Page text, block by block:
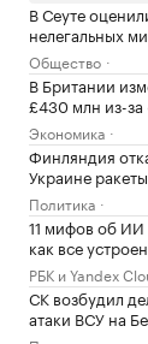
В Сеуте
нелегальных
Общество
В Британии
£430 млн из-
Экономика
Финляндия
Украине
Политика
11 мифов об
как все
РБК и Yandex
СК возбудил
атаки ВСУ на